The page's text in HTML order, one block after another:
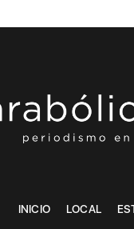
INICIO LOCAL